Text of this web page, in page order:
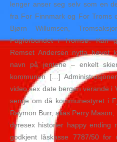
lenger anser seg selv som en
fra For Finnmark og For Troms
Bjørn Willumsen,
Fagforbundet i Tromsø. Kan
Remset Andersen nytta
navn på jentene – enkelt
kommunen […]
video sex date bergen verande i
semje om då kommunestyret i
Raymon Burr, alias Perry
dyresex historier happy ending
godkjent låskasse 7787/50 for